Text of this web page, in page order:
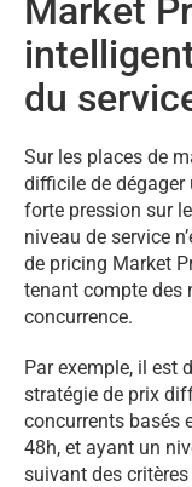
Market
du
Sur les places de
difficile de dégager
forte pression sur
niveau de service
de pricing Market
tenant compte des
concurrence.
Par exemple, il est
stratégie de prix
concurrents basés
48h, et ayant un
suivant des